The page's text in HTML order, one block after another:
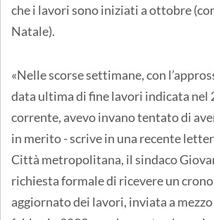
che i lavori sono iniziati a ottobre
Natale).
«Nelle scorse settimane, con
data ultima di fine lavori indicata nel
corrente, avevo invano tentato di
in merito - scrive in una recente
Città metropolitana, il sindaco
richiesta formale di ricevere un
aggiornato dei lavori, inviata a